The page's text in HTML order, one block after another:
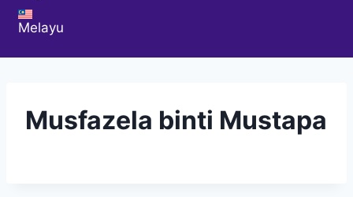
Melayu
Musfazela binti Mustapa